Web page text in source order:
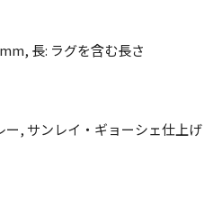
長: ラグを含む長さ
ー, サンレイ・ギョーシェ仕上げ